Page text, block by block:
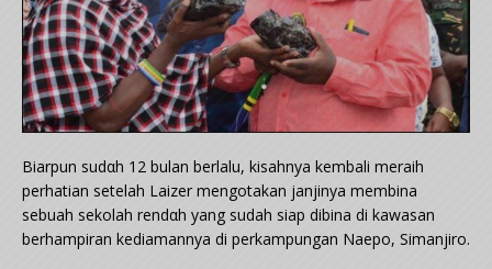
Biarpun sudαh 12 bulan berlalu, kisahnya kembali meraih
perhatian setelah Laizer mengotakan janjinya membina
sebuah sekolah rendαh yang sudah siap dibina di kawasan
berhampiran kediamannya di perkampungan Naepo, Simanjiro.